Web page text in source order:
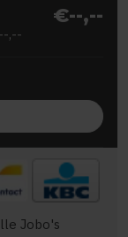
€--,--
,--
Jobo's